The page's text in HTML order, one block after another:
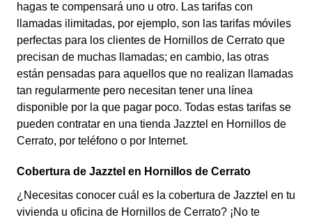
hagas te compensará uno u otro. Las tarifas con
llamadas ilimitadas, por ejemplo, son las tarifas móviles
perfectas para los clientes de Hornillos de Cerrato que
precisan de muchas llamadas; en cambio, las otras
están pensadas para aquellos que no realizan llamadas
tan regularmente pero necesitan tener una línea
disponible por la que pagar poco. Todas estas tarifas se
pueden contratar en una tienda Jazztel en Hornillos de
Cerrato, por teléfono o por Internet.
Cobertura de Jazztel en Hornillos de Cerrato
¿Necesitas conocer cuál es la cobertura de Jazztel en tu
vivienda u oficina de Hornillos de Cerrato? ¡No te